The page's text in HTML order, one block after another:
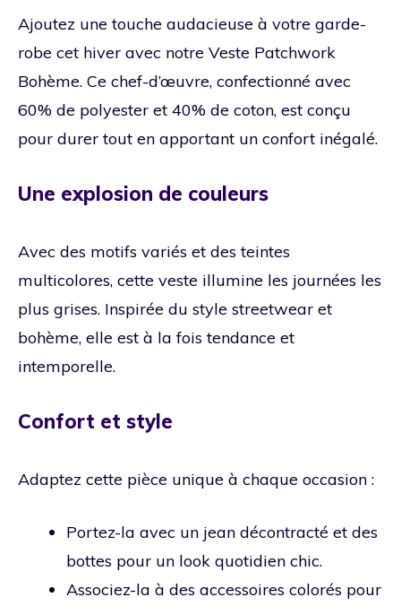
Ajoutez une touche audacieuse à votre garde-
robe cet hiver avec notre Veste Patchwork
Bohème. Ce chef-d’œuvre, confectionné avec
60% de polyester et 40% de coton, est conçu
pour durer tout en apportant un confort inégalé.
Une explosion de couleurs
Avec des motifs variés et des teintes
multicolores, cette veste illumine les journées les
plus grises. Inspirée du style streetwear et
bohème, elle est à la fois tendance et
intemporelle.
Confort et style
Adaptez cette pièce unique à chaque occasion :
Portez-la avec un jean décontracté et des
bottes pour un look quotidien chic.
Associez-la à des accessoires colorés pour